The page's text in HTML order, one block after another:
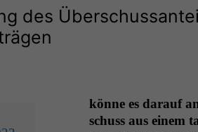
des
könne es darauf
schuss aus einem